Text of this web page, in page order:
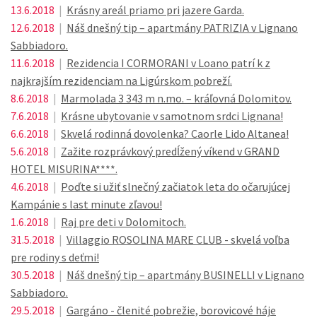
13.6.2018 | Krásny areál priamo pri jazere Garda.
12.6.2018 | Náš dnešný tip – apartmány PATRIZIA v Lignano
Sabbiadoro.
11.6.2018 | Rezidencia I CORMORANI v Loano patrí k z
najkrajším rezidenciam na Ligúrskom pobreží.
8.6.2018 | Marmolada 3 343 m n.mo. – kráľovná Dolomitov.
7.6.2018 | Krásne ubytovanie v samotnom srdci Lignana!
6.6.2018 | Skvelá rodinná dovolenka? Caorle Lido Altanea!
5.6.2018 | Zažite rozprávkový predĺžený víkend v GRAND
HOTEL MISURINA****.
4.6.2018 | Poďte si užiť slnečný začiatok leta do očarujúcej
Kampánie s last minute zľavou!
1.6.2018 | Raj pre deti v Dolomitoch.
31.5.2018 | Villaggio ROSOLINA MARE CLUB - skvelá voľba
pre rodiny s deťmi!
30.5.2018 | Náš dnešný tip – apartmány BUSINELLI v Lignano
Sabbiadoro.
29.5.2018 | Gargáno - členité pobrežie, borovicové háje